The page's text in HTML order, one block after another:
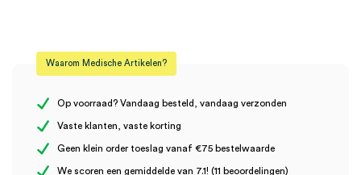
Steriel onsteriel
Er zijn nog geen beoordelingen.
Waarom Medische Artikelen?
Op voorraad? Vandaag besteld, vandaag verzonden
Vaste klanten, vaste korting
Geen klein order toeslag vanaf €75 bestelwaarde
We scoren een gemiddelde van 7.1! (11 beoordelingen)